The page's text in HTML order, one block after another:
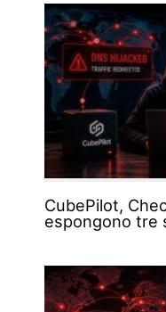
CubePilot,
espongono tre